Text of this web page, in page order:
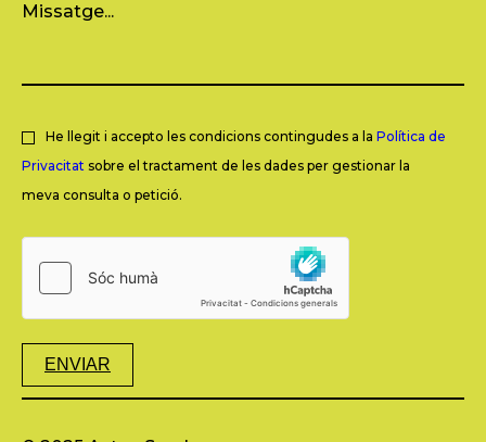
He llegit i accepto les condicions contingudes a la Política de
Privacitat sobre el tractament de les dades per gestionar la
meva consulta o petició.
ENVIAR